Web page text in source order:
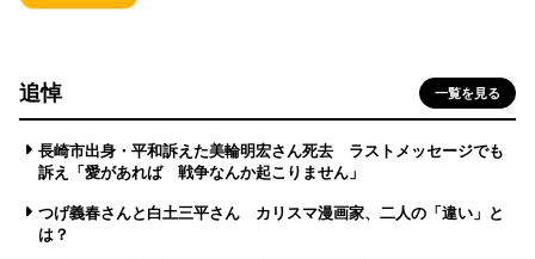
追悼 一覧を見る
長崎市出身・平和訴えた美輪明宏さん死去 ラストメッセージでも
訴え「愛があれば 戦争なんか起こりません」
つげ義春さんと白土三平さん カリスマ漫画家、二人の「違い」と
は？